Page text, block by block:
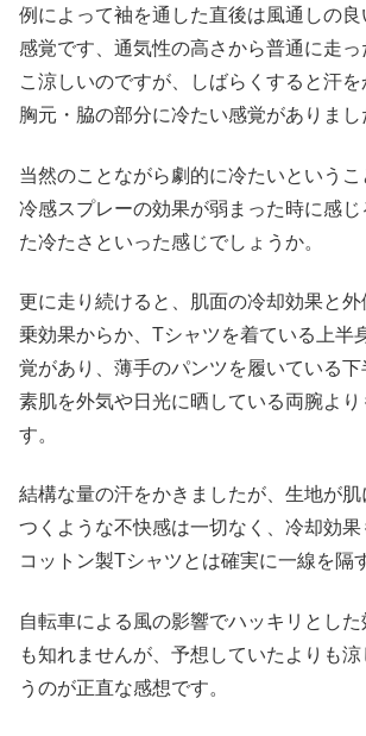
例によって袖を通した直後は風通しの
感覚です、通気性の高さから普通に走
こ涼しいのですが、しばらくすると汗を
胸元・脇の部分に冷たい感覚がありまし
当然のことながら劇的に冷たいというこ
冷感スプレーの効果が弱まった時に感
た冷たさといった感じでしょうか。
更に走り続けると、肌面の冷却効果と
乗効果からか、Tシャツを着ている上半
覚があり、薄手のパンツを履いている下
素肌を外気や日光に晒している両腕より
す。
結構な量の汗をかきましたが、生地が肌
つくような不快感は一切なく、冷却効
コットン製Tシャツとは確実に一線を隔
自転車による風の影響でハッキリとし
も知れませんが、予想していたよりも
うのが正直な感想です。